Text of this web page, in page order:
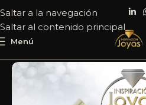
Saltar a la navegación
Saltar al contenido principal
Menú